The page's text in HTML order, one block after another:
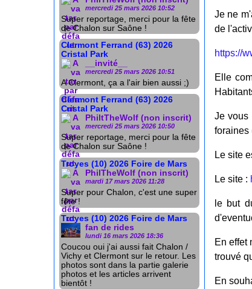
mercredi 25 mars 2026 10:52
Super reportage, merci pour la fête
de Chalon sur Saône !
Clermont Ferrand (63) 2026
Cristal Park
__invité__
mercredi 25 mars 2026 10:51
A Clermont, ça a l'air bien aussi ;)
Clermont Ferrand (63) 2026
Cristal Park
PhiltTheWolf (non inscrit)
mercredi 25 mars 2026 10:50
Super reportage, merci pour la fête
de Chalon sur Saône !
Troyes (10) 2026 Foire de Mars
PhilTheWolf (non inscrit)
mardi 17 mars 2026 11:28
Super pour Chalon, c'est une super
fête !
Troyes (10) 2026 Foire de Mars
fan de rides
lundi 16 mars 2026 18:36
Coucou oui j'ai aussi fait Chalon /
Vichy et Clermont sur le retour. Les
photos sont dans la partie galerie
photos et les articles arrivent
bientôt !
Je ne
de
https://
Elle
Je vous
foraines
Le site
Le site :
le but
En effet
trouvé
En